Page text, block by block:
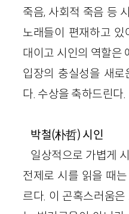
죽음, 사회적 죽음 등
노래들이 편재하고
대이고 시인의 역할은
입장의 충실성을 새
다. 수상을 축하드린다.
박철(朴哲) 시인
일상적으로 가볍게
전제로 시를 읽을 때
르다. 이 곤혹스러움